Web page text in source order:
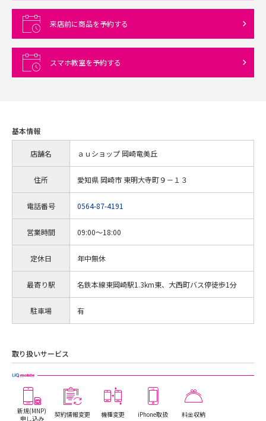
来店前に商品を予約する
スマホ教室を予約する
基本情報
店舗名 ａｕショップ 岡崎竜美丘
住所 愛知県 岡崎市 東明大寺町９－１３
電話番号 0564-87-4191
営業時間 09:00～18:00
定休日 年中無休
最寄り駅 名鉄本線東岡崎駅1.3km東、大西町バス停徒歩1分
駐車場 有
取り扱いサービス
新規(MNP)
申し込み
契約情報変更 機種変更 iPhone取扱 料金収納